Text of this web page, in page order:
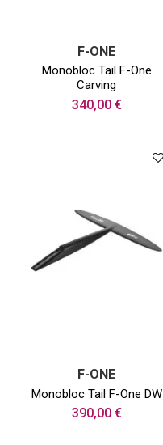
F-ONE
Monobloc Tail F-One
Carving
340,00 €
F-ONE
Monobloc Tail F-One DW
390,00 €